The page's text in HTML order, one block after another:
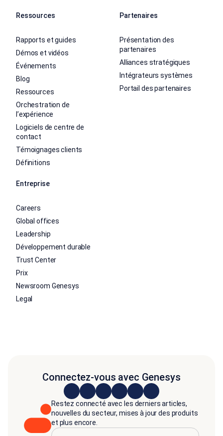
Ressources
Rapports et guides
Démos et vidéos
Événements
Blog
Ressources
Orchestration de
l’expérience
Logiciels de centre de
contact
Témoignages clients
Définitions
Partenaires
Présentation des
partenaires
Alliances stratégiques
Intégrateurs systèmes
Portail des partenaires
Entreprise
Careers
Global offices
Leadership
Développement durable
Trust Center
Prix
Newsroom Genesys
Legal
Connectez-vous avec Genesys
Restez connecté avec les derniers articles,
nouvelles du secteur, mises à jour des produits
et plus encore.